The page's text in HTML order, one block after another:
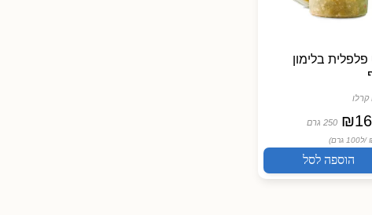
בלימון
קרלו
₪ 250 גרם
ל100 גרם)
הוספה לסל